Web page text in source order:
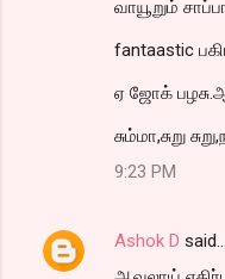
வாயூறும்
fantaastic
ஏ ஜோக்
சும்மா,சுறு
9:23 PM
Ashok D said…